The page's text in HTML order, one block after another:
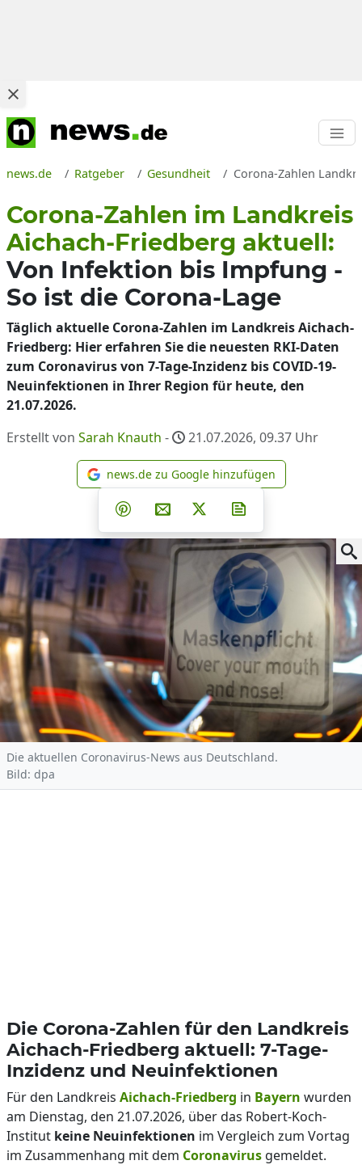
news.de Ratgeber Gesundheit Corona-Zahlen
Corona-Zahlen im Landkreis
Aichach-Friedberg aktuell:
Von Infektion bis Impfung -
So ist die Corona-Lage
Täglich aktuelle Corona-Zahlen im Landkreis Aichach-
Friedberg: Hier erfahren Sie die neuesten RKI-Daten
zum Coronavirus von 7-Tage-Inzidenz bis COVID-19-
Neuinfektionen in Ihrer Region für heute, den
21.07.2026.
Erstellt von Sarah Knauth - 21.07.2026, 09.37 Uhr
news.de zu Google
news.de zu Google hinzufügen
Teilen auf Facebook
Teilen auf Whatsapp
Teilen auf Telegram
Teilen auf Pinterest
Per E-Mail teilen
Post auf X
Die aktuellen Coronavirus-News aus Deutschland.
Bild: dpa
Die Corona-Zahlen für den Landkreis
Aichach-Friedberg aktuell: 7-Tage-
Inzidenz und Neuinfektionen
Für den Landkreis Aichach-Friedberg in Bayern wurden
am Dienstag, den 21.07.2026, über das Robert-Koch-
Institut keine Neuinfektionen im Vergleich zum Vortag
im Zusammenhang mit dem Coronavirus gemeldet.